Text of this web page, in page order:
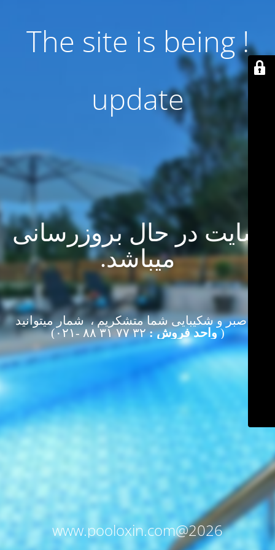
! The site is being
update
سایت در حال بروزرسانی
میباشد.
از صبر و شکیبایی شما متشکریم ، شمار میتوانید
( واحد فروش :۳۲ ۷۷ ۳۱ ۸۸ -۰۲۱)
www.pooloxin.com@2026